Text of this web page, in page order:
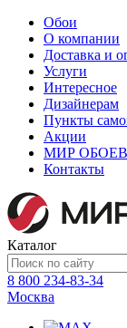
Обои
О компании
Доставка и
Услуги
Интересное
Дизайнерам
Пункты
Акции
МИР
Контакты
Каталог
8 800 234-83-34
Москва